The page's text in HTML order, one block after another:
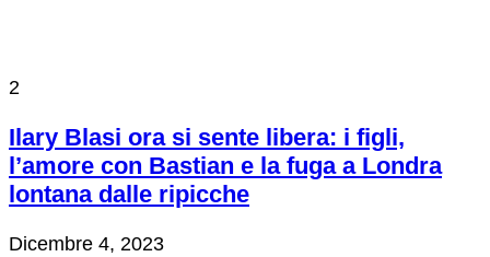
2
Ilary Blasi ora si sente libera: i figli,
l’amore con Bastian e la fuga a Londra
lontana dalle ripicche
Dicembre 4, 2023